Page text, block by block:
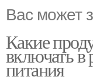
Вас может
Какие
включать в
питания